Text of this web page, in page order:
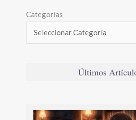
Categorías
Últimos